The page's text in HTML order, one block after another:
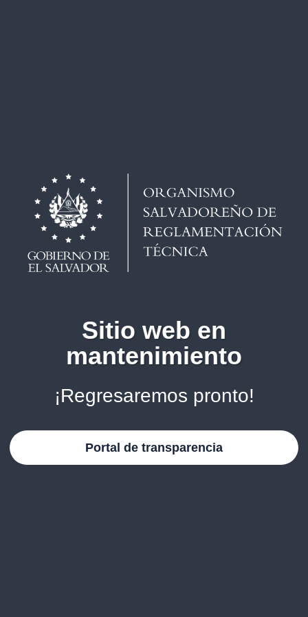
Sitio web en
mantenimiento
¡Regresaremos pronto!
Portal de transparencia